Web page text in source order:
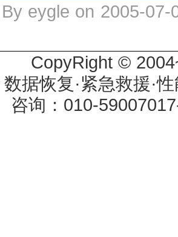
By eygle on 2005-07-
CopyRight ©
数据恢复·紧急救援·
咨询：010-